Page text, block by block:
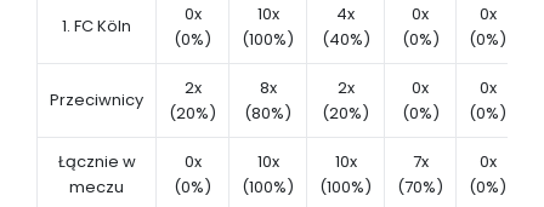
1. FC Köln
0x
(0%)
10x
(100%)
4x
(40%)
0x
(0%)
0x
(0%)
Przeciwnicy
2x
(20%)
8x
(80%)
2x
(20%)
0x
(0%)
0x
(0%)
Łącznie w
meczu
0x
(0%)
10x
(100%)
10x
(100%)
7x
(70%)
0x
(0%)